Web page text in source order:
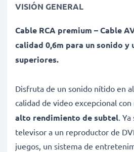
VISIÓN GENERAL
Cable RCA premium – Cable
calidad 0,6m para un sonido y
superiores.
Disfruta de un sonido nítido en
calidad de video excepcional
alto rendimiento de subtel.
televisor a un reproductor de
juegos, un sistema de